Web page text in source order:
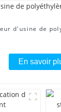
d'usine de
En savoir